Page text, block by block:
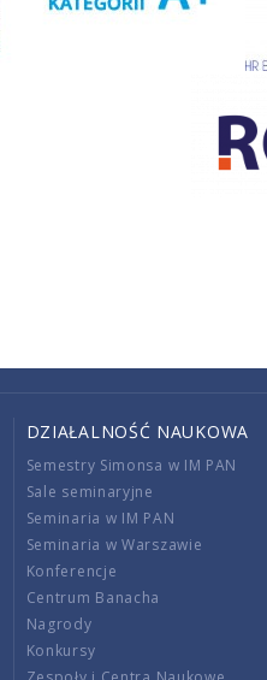
DZIAŁALNOŚĆ NAUKOWA
Semestry Simonsa w IM PAN
Sale seminaryjne
Seminaria w IM PAN
Seminaria w Warszawie
Konferencje
Centrum Banacha
Nagrody
Konkursy